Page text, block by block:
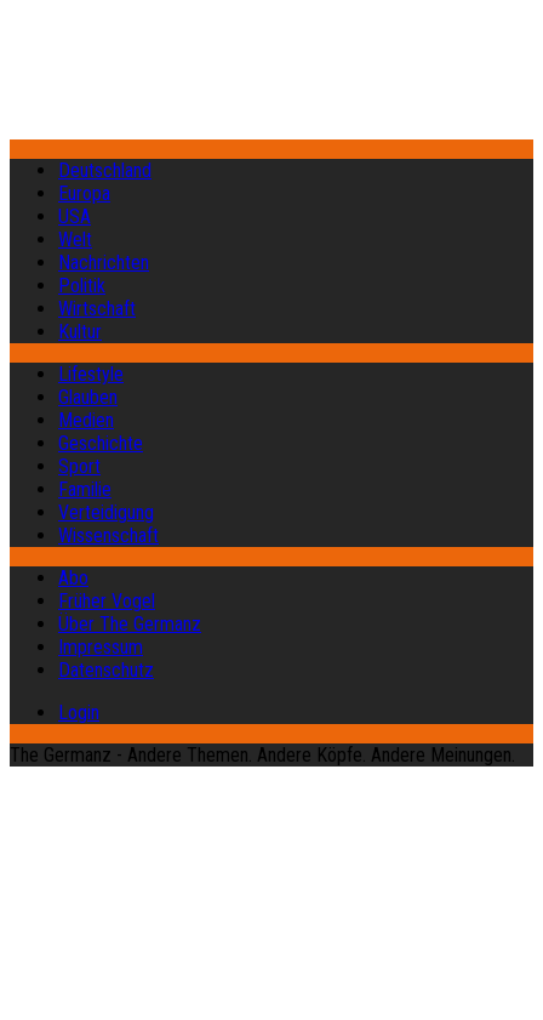
Deutschland
Europa
USA
Welt
Nachrichten
Politik
Wirtschaft
Kultur
Lifestyle
Glauben
Medien
Geschichte
Sport
Familie
Verteidigung
Wissenschaft
Abo
Früher Vogel
Über The Germanz
Impressum
Datenschutz
Login
The Germanz - Andere Themen. Andere Köpfe. Andere Meinungen.